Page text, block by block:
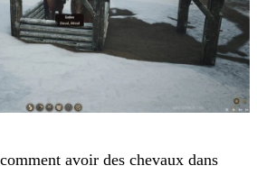
avoir des chevaux dans